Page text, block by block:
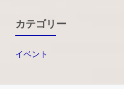
カテゴリー
イベント